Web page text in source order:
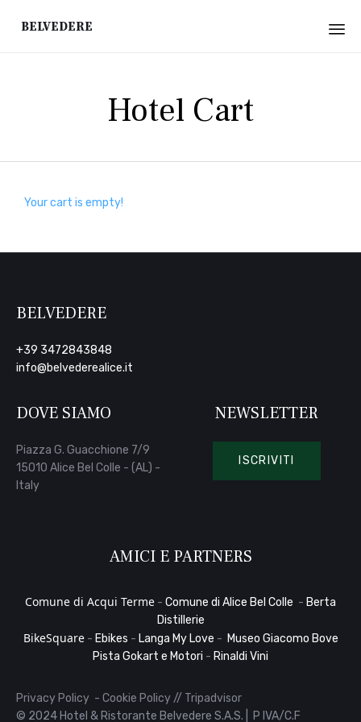
Belvedere
Hotel Cart
Your cart is empty!
BELVEDERE
+39 3472843848
info@belvederealice.it
DOVE SIAMO
Piazza G. Guacchione 7/9
15010 Alice Bel Colle - (AL) -
Italy
NEWSLETTER
ISCRIVITI
AMICI E PARTNERS
Comune di Acqui Terme - Comune di Alice Bel Colle - Berta
Distillerie
BikeSquare- Ebikes - Langa My Love - Museo Giacomo Bove
Pista Gokart e Motori - Rinaldi Vini
Privacy Policy - Cookie Policy// Tripadvisor
© 2024 Hotel & Ristorante Belvedere S.A.S. | P IVA/C.F